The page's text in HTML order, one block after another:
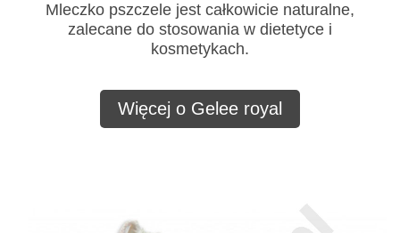
Mleczko pszczele jest całkowicie naturalne,
zalecane do stosowania w dietetyce i
kosmetykach.
Więcej o Gelee royal